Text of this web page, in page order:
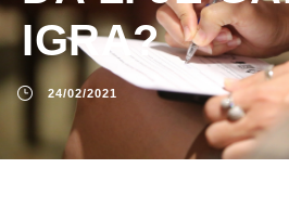
IGRA?
24/02/2021